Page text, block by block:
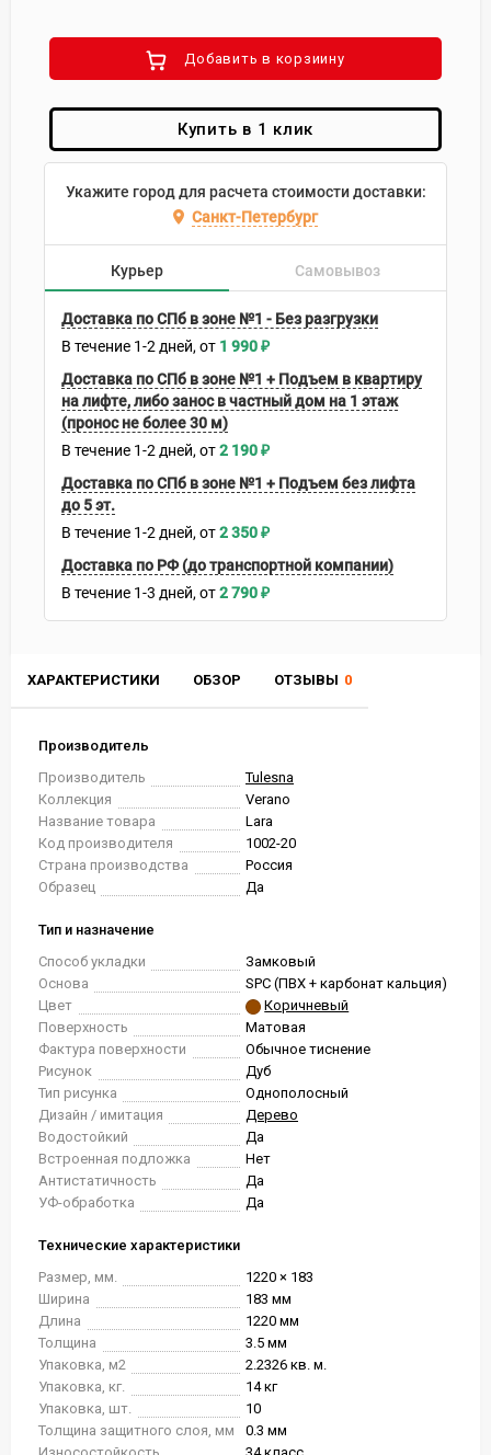
ХАРАКТЕРИСТИКИ ОБЗОР ОТЗЫВЫ 0
Производитель
Производитель
Tulesna
Коллекция
Verano
Название товара
Lara
Код производителя
1002-20
Страна производства
Россия
Образец
Да
Тип и назначение
Способ укладки
Замковый
Основа
SPC (ПВХ + карбонат кальция)
Цвет
Коричневый
Поверхность
Матовая
Фактура поверхности
Обычное тиснение
Рисунок
Дуб
Тип рисунка
Однополосный
Дизайн / имитация
Дерево
Водостойкий
Да
Встроенная подложка
Нет
Антистатичность
Да
УФ-обработка
Да
Технические характеристики
Размер, мм.
1220 × 183
Ширина
183 мм
Длина
1220 мм
Толщина
3.5 мм
Упаковка, м2
2.2326 кв. м.
Упаковка, кг.
14 кг
Упаковка, шт.
10
Толщина защитного слоя, мм
0.3 мм
Добавить в корзиину
Купить в 1 клик
Укажите город для расчета стоимости доставки:
Санкт-Петербург
Курьер Самовывоз
Доставка по СПб в зоне №1 - Без разгрузки
В течение 1-2 дней 1 990₽
Доставка по СПб в зоне №1 + Подъем в квартиру
на лифте, либо занос в частный дом на 1 этаж
(пронос не более 30 м)
В течение 1-2 дней 2 190₽
Доставка по СПб в зоне №1 + Подъем без лифта
до 5 эт.
В течение 1-2 дней 2 350₽
Доставка по РФ (до транспортной компании)
В течение 1-3 дней 2 790₽